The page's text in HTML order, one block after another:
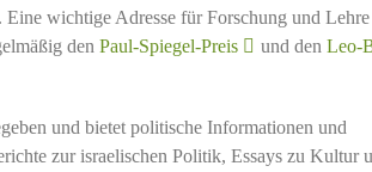
Eine wichtige Adresse für Forschung und
den Paul-Spiegel-Preis und den Leo-
und bietet politische Informationen und
zur israelischen Politik, Essays zu Kultur